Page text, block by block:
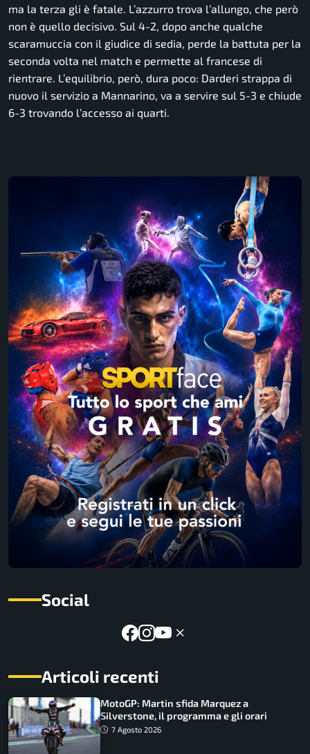
ma la terza gli è fatale. L’azzurro trova l’allungo, che però
non è quello decisivo. Sul 4-2, dopo anche qualche
scaramuccia con il giudice di sedia, perde la battuta per la
seconda volta nel match e permette al francese di
rientrare. L’equilibrio, però, dura poco: Darderi strappa di
nuovo il servizio a Mannarino, va a servire sul 5-3 e chiude
6-3 trovando l’accesso ai quarti.
Social
Articoli recenti
MotoGP: Martin sfida Marquez a
Silverstone, il programma e gli orari
7 Agosto 2026